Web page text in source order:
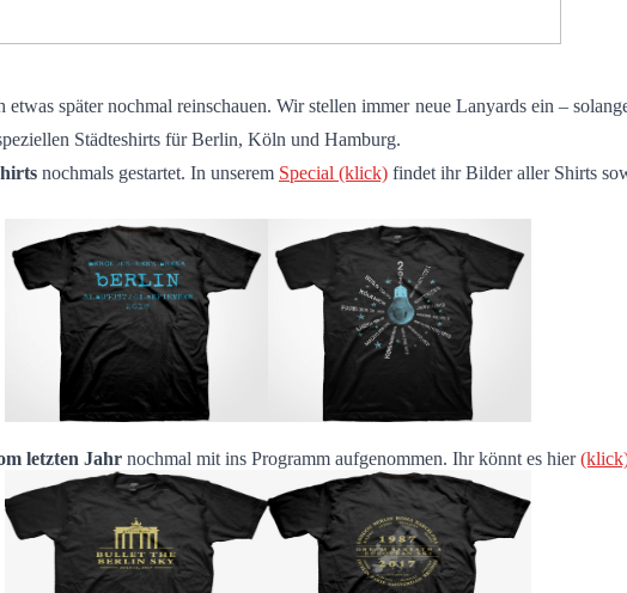
später nochmal reinschauen. Wir stellen immer neue Lanyards ein –
Städteshirts für Berlin, Köln und Hamburg.
nochmals gestartet. In unserem Special (klick) findet ihr Bilder aller Shirts
letzten Jahr nochmal mit ins Programm aufgenommen. Ihr könnt es hier